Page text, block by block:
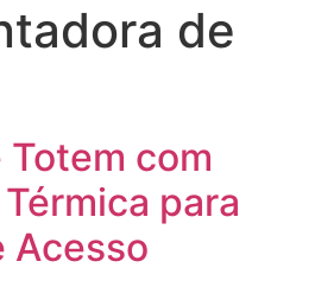
de
com
para
Acesso